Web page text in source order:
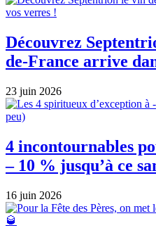
Découvrez
de-France arrive
23 juin 2026
4 incontournables
– 10 % jusqu’à ce
16 juin 2026